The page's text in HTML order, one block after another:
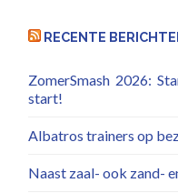
RECENTE
ZomerSmash 2026:
start!
Albatros trainers op
Naast zaal- ook zand-